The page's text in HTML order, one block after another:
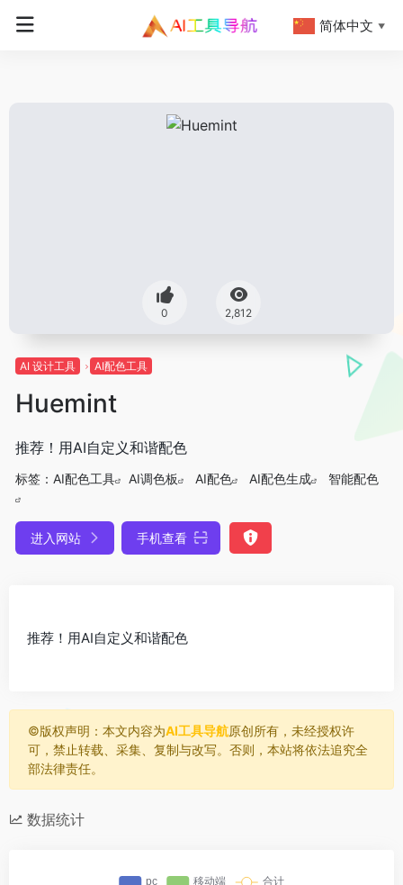
0 2,812
AI 设计工具 AI配色工具
Huemint
推荐！用AI自定义和谐配色
标签： AI配色工具 AI调色板 AI配色 AI配色生成 智能配色
进入网站 手机查看
推荐！用AI自定义和谐配色
©️版权声明：本文内容为AI工具导航原创所有，未经授权许
可，禁止转载、采集、复制与改写。否则，本站将依法追究全
部法律责任。
数据统计
简体中文 ▼